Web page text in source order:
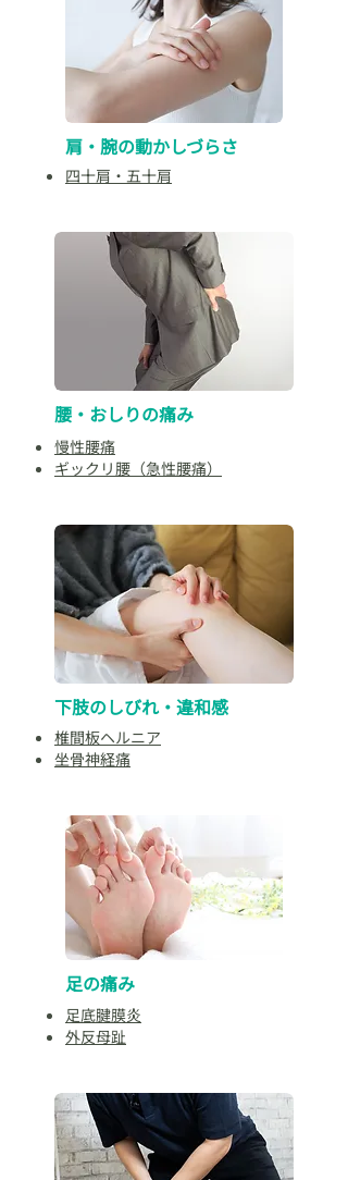
肩・腕の動かしづらさ
四十肩・五十肩
腰・おしりの痛み
慢性腰痛
ギックリ腰（急性腰痛）
下肢のしびれ・違和感
椎間板ヘルニア
坐骨神経痛
​足の痛み
足底腱膜炎
外反母趾